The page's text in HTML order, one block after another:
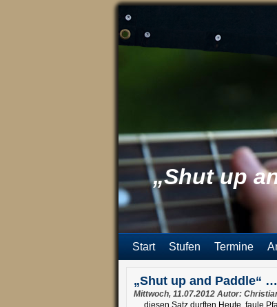
„Shut up
Start Stufen Termine
„Shut up and Paddle“ …
Mittwoch, 11.07.2012 Autor:
… diesen Satz durften Heute faule